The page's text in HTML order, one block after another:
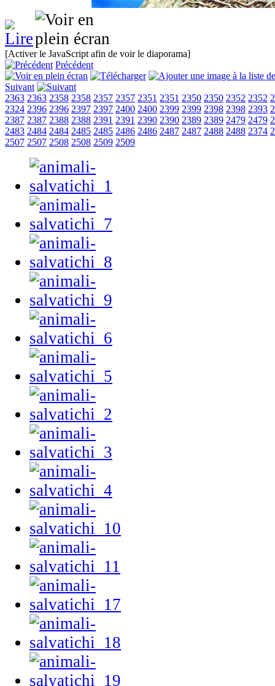
[Activer le JavaScript afin de voir le diaporama]
Précédent
Suivant
2363 2363 2358 2358 2357 2357 2351 2351 2350 2350 2352 2352
2324 2396 2396 2397 2397 2400 2400 2399 2399 2398 2398 2393
2387 2387 2388 2388 2391 2391 2390 2390 2389 2389 2479 2479
2483 2484 2484 2485 2485 2486 2486 2487 2487 2488 2488 2374
2507 2507 2508 2508 2509 2509